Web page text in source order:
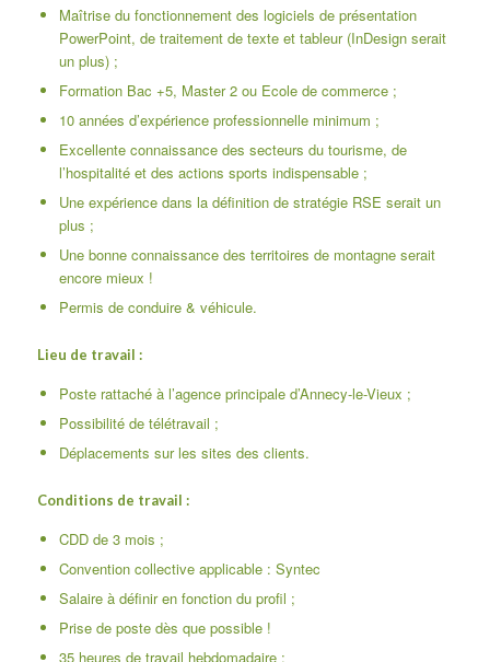
Maîtrise du fonctionnement des logiciels de présentation
PowerPoint, de traitement de texte et tableur (InDesign serait
un plus) ;
Formation Bac +5, Master 2 ou Ecole de commerce ;
10 années d’expérience professionnelle minimum ;
Excellente connaissance des secteurs du tourisme, de
l’hospitalité et des actions sports indispensable ;
Une expérience dans la définition de stratégie RSE serait un
plus ;
Une bonne connaissance des territoires de montagne serait
encore mieux !
Permis de conduire & véhicule.
Lieu de travail :
Poste rattaché à l’agence principale d’Annecy-le-Vieux ;
Possibilité de télétravail ;
Déplacements sur les sites des clients.
Conditions de travail :
CDD de 3 mois ;
Convention collective applicable : Syntec
Salaire à définir en fonction du profil ;
Prise de poste dès que possible !
35 heures de travail hebdomadaire ;